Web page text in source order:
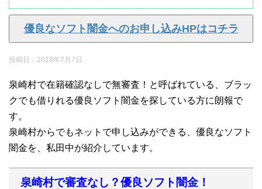
優良なソフト闇金へのお申し込みHPはコチラ
投稿日： 2018年7月7日
泉崎村で在籍確認なしで無審査！と呼ばれている、ブラッ
クでも借りれる優良ソフト闇金を探している方に朗報で
す。
泉崎村からでもネットで申し込みができる、優良なソフト
闇金を、私田中が紹介しています。
泉崎村で審査なし？優良ソフト闇金！